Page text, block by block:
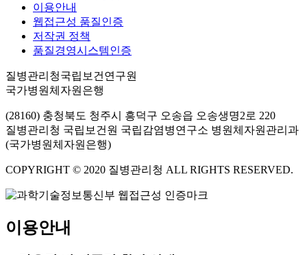
이용안내
웹접근성 품질인증
저작권 정책
품질경영시스템인증
질병관리청국립보건연구원
국가병원체자원은행
(28160) 충청북도 청주시 흥덕구 오송읍 오송생명2로 220
질병관리청 국립보건원 국립감염병연구소 병원체자원관리과
(국가병원체자원은행)
COPYRIGHT © 2020 질병관리청 ALL RIGHTS RESERVED.
이용안내